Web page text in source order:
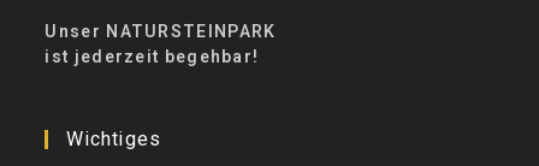
Unser NATURSTEINPARK
ist jederzeit begehbar!
Wichtiges